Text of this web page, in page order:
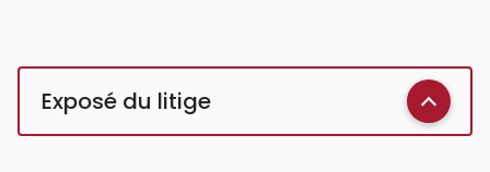
Exposé du litige